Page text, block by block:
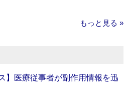
もっと見る »
】医療従事者が副作用情報を迅